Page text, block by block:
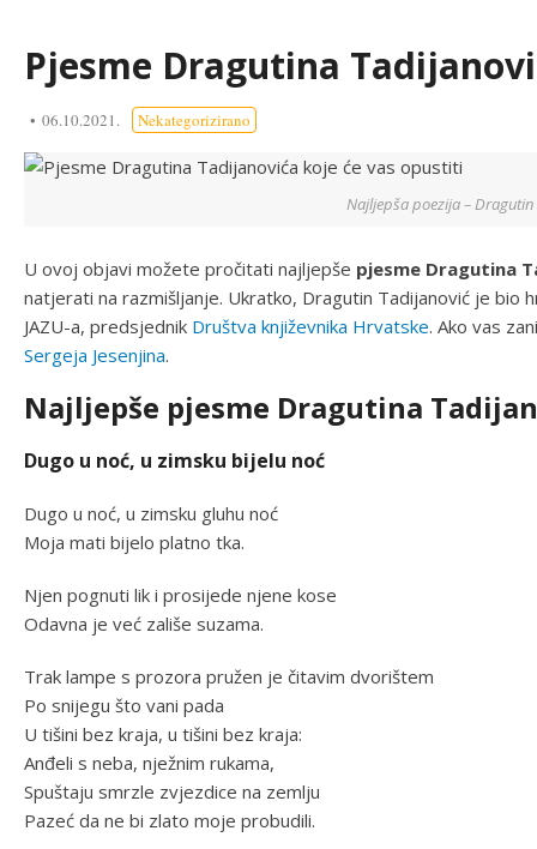
Pjesme Dragutina
06.10.2021. Nekategorizirano
Najljepša poezija –
U ovoj objavi možete pročitati najljepše pjesme Dragutina
natjerati na razmišljanje. Ukratko, Dragutin Tadijanović je
JAZU-a, predsjednik Društva književnika Hrvatske. Ako vas
Sergeja Jesenjina.
Najljepše pjesme Dragutina
Dugo u noć, u zimsku bijelu noć
Dugo u noć, u zimsku gluhu noć
Moja mati bijelo platno tka.
Njen pognuti lik i prosijede njene kose
Odavna je već zališe suzama.
Trak lampe s prozora pružen je čitavim dvorištem
Po snijegu što vani pada
U tišini bez kraja, u tišini bez kraja:
Anđeli s neba, nježnim rukama,
Spuštaju smrzle zvjezdice na zemlju
Pazeć da ne bi zlato moje probudili.